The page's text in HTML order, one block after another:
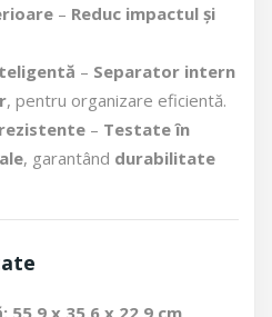
– Reduc impactul și
– Separator intern
, pentru organizare eficientă.
– Testate în
, garantând durabilitate
55,9 x 35,6 x 22,9 cm